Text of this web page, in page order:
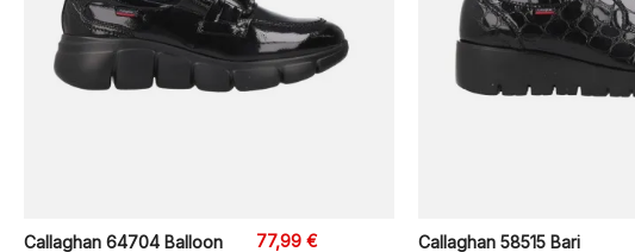
Callaghan 64704 Balloon
77,99 €
Callaghan 58515 Bari